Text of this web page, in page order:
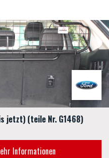
jetzt) (teile Nr. G1468)
Informationen